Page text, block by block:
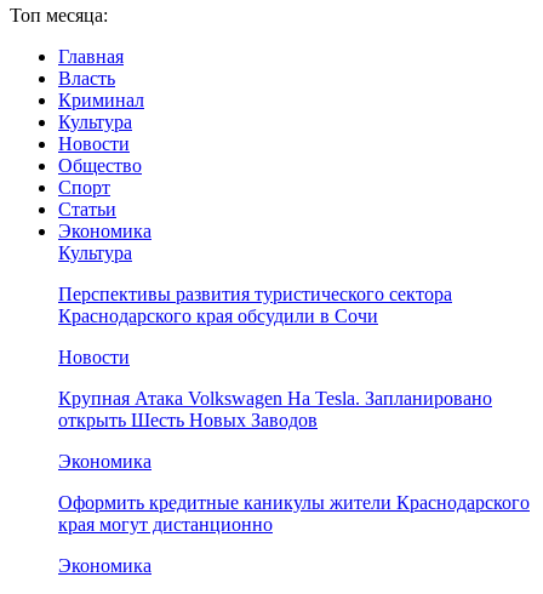
Топ месяца:
Главная
Власть
Криминал
Культура
Новости
Общество
Спорт
Статьи
Экономика
Культура
Перспективы развития туристического сектора
Краснодарского края обсудили в Сочи
Новости
Крупная Атака Volkswagen На Tesla. Запланировано
открыть Шесть Новых Заводов
Экономика
Оформить кредитные каникулы жители Краснодарского
края могут дистанционно
Экономика